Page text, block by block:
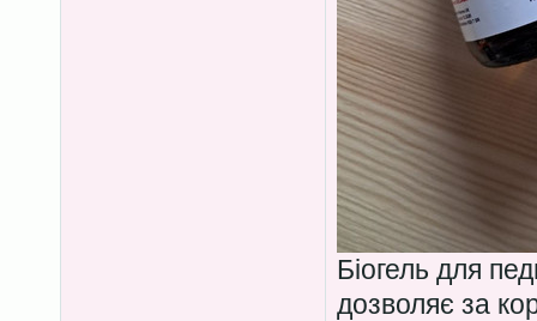
Біогель для
дозволяє за